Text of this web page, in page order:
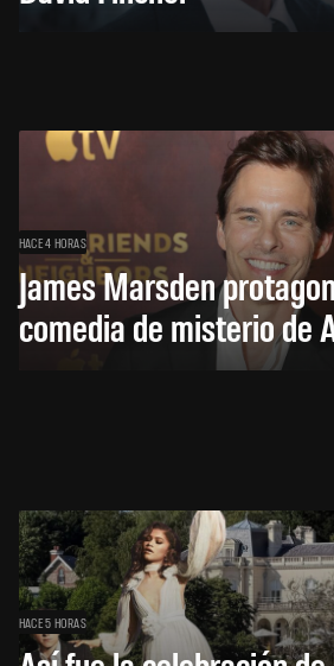
HACE 4 HORAS
James Marsden
comedia de misterio de
HACE 5 HORAS